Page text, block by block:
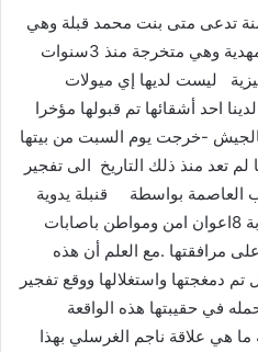
امرأة تبلغ من العمر 25سنة تدعى متى بنت محمد قبلة وهي
منطقة سيدي علوان من ولاية المهدية وهي متخرجة منذ 3سنوات
ليست لديها إي ميولات
احد أشقائها تم قبولها مؤخرا
-خرجت يوم السبت من بيتها
تعد منذ ذلك التاريخ الى تفجير
العاصمة بواسطة قنبلة يدوية
محلية الصنع مما أسفر عن إصابة 8اعوان امن ومواطن باصابات
مرافقتها .مع العلم أن هذه
دمغجتها واستغلالها ووقع تفجير
في حقيبتها هذه الواقعة
ما هي علاقة ناجم الغرسلي بهذا